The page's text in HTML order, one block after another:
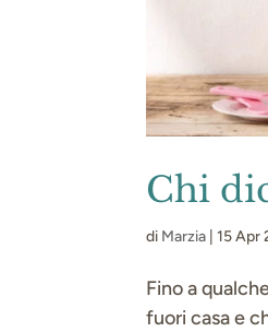
Chi
di Marzia |15 Apr
Fino a
fuori casa e